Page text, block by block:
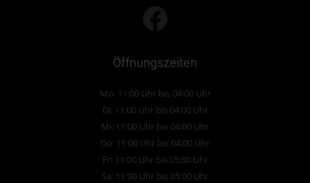
Öffnungszeiten
Mo: 11:00 Uhr bis 04:00 Uhr
Di: 11:00 Uhr bis 04:00 Uhr
Mi: 11:00 Uhr bis 04:00 Uhr
Do: 11:00 Uhr bis 04:00 Uhr
Fr: 11:00 Uhr bis 05:00 Uhr
Sa: 11:00 Uhr bis 05:00 Uhr